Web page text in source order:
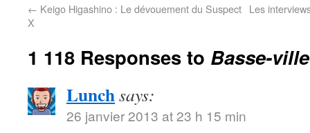
← Keigo Higashino : Le dévouement du Suspect
X
Les
1 118 Responses to Basse-
Lunchsays:
26 janvier 2013 at 23 h 15 min